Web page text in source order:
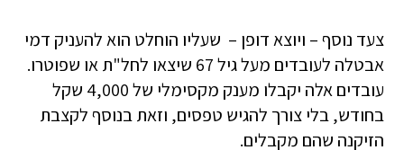
צעד נוסף – ויוצא דופן – שעליו הוחלט הוא להעניק דמי
אבטלה לעובדים מעל גיל 67 שיצאו לחל"ת או שפוטרו.
עובדים אלה יקבלו מענק מקסימלי של 4,000 שקל
בחודש, בלי צורך להגיש טפסים, וזאת בנוסף לקצבת
הזיקנה שהם מקבלים.